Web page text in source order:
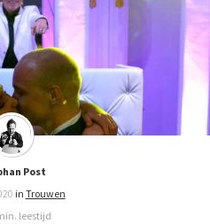
Post
in Trouwen
leestijd